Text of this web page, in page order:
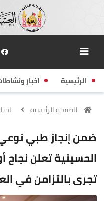
الرئيسية اخبار
الصفحة الرئيسية اخبار
ضمن إنجاز طبي
الحسينية تعلن نجاح
تجرى بالتزامن في